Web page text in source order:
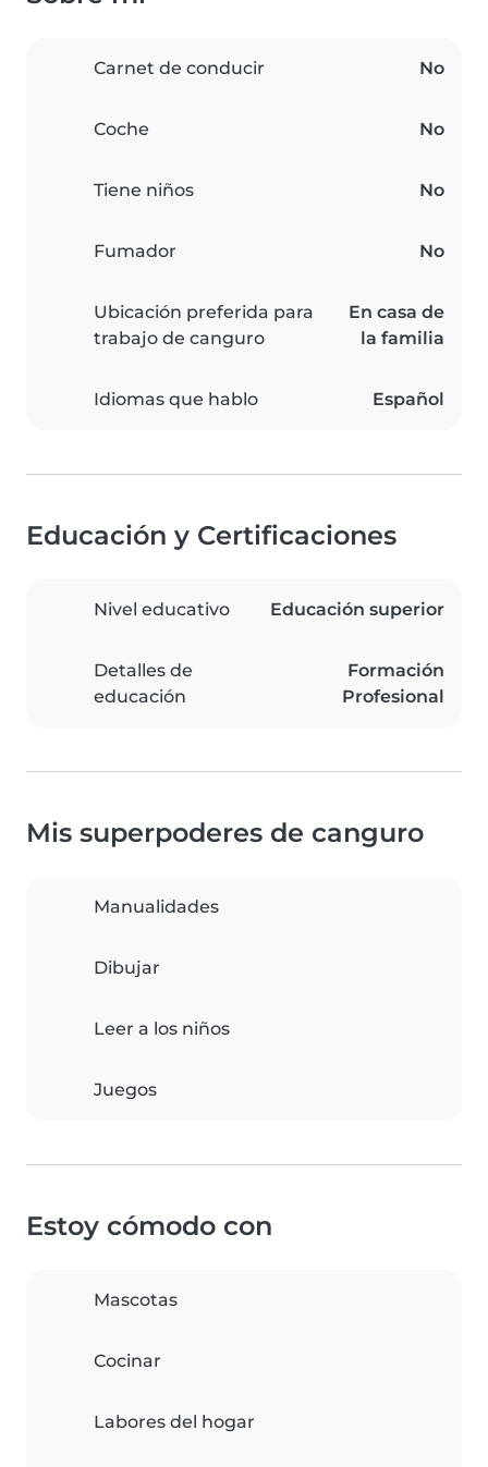
Carnet de conducir No
Coche No
Tiene niños No
Fumador No
Ubicación preferida para
trabajo de canguro
En casa de
la familia
Idiomas que hablo Español
Educación y Certificaciones
Nivel educativo Educación superior
Detalles de
educación
Formación
Profesional
Mis superpoderes de canguro
Manualidades
Dibujar
Leer a los niños
Juegos
Estoy cómodo con
Mascotas
Cocinar
Labores del hogar